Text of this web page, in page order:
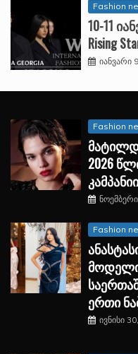
Fashion
10-11
Rising
იანვარი
Fashion
2026
Fashion
ერთი
ივნისი